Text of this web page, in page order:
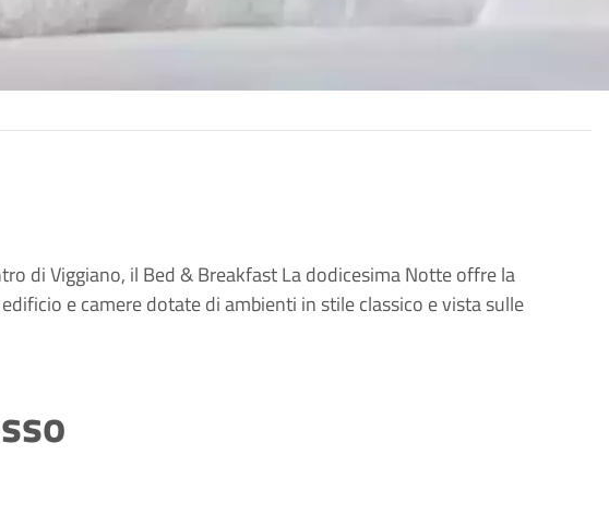
di Viggiano, il Bed & Breakfast La dodicesima Notte offre la
e camere dotate di ambienti in stile classico e vista sulle